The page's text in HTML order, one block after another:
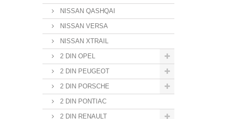
NISSAN QASHQAI
NISSAN VERSA
NISSAN XTRAIL
2 DIN OPEL
2 DIN PEUGEOT
2 DIN PORSCHE
2 DIN PONTIAC
2 DIN RENAULT